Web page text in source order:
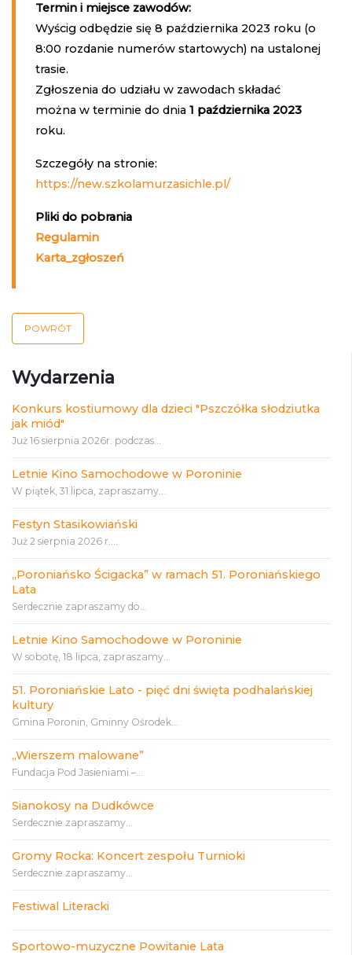
Wydarzenia
Konkurs kostiumowy dla dzieci "Pszczółka słodziutka
jak miód"
Już 16 sierpnia 2026r. podczas...
Letnie Kino Samochodowe w Poroninie
W piątek, 31 lipca, zapraszamy...
Festyn Stasikowiański
Już 2 sierpnia 2026 r....
„Poroniańsko Ścigacka” w ramach 51. Poroniańskiego
Lata
Serdecznie zapraszamy do...
Letnie Kino Samochodowe w Poroninie
W sobotę, 18 lipca, zapraszamy...
51. Poroniańskie Lato - pięć dni święta podhalańskiej
kultury
Gmina Poronin, Gminny Ośrodek...
„Wierszem malowane”
Fundacja Pod Jasieniami –...
Sianokosy na Dudkówce
Serdecznie zapraszamy...
Gromy Rocka: Koncert zespołu Turnioki
Serdecznie zapraszamy...
Festiwal Literacki
Sportowo-muzyczne Powitanie Lata
Termin i miejsce zawodów:
Wyścig odbędzie się 8 października 2023 roku (o
8:00 rozdanie numerów startowych) na ustalonej
trasie.
Zgłoszenia do udziału w zawodach składać
można w terminie do dnia1 października 2023
roku.
Szczegóły na stronie:
https://new.szkolamurzasichle.pl/
Pliki do pobrania
Regulamin
Karta_zgłoszeń
POWRÓT